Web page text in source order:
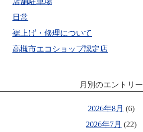
日常
裾上げ・修理について
高槻市エコショップ認定店
月別のエントリー
2026年8月 (6)
2026年7月 (22)